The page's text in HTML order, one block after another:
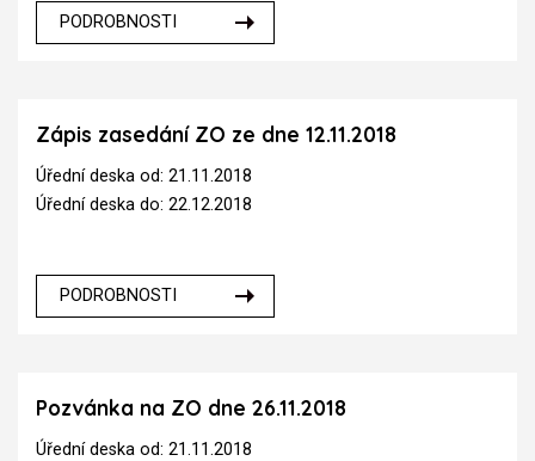
PODROBNOSTI
Zápis zasedání ZO ze dne 12.11.2018
Úřední deska od: 21.11.2018
Úřední deska do: 22.12.2018
PODROBNOSTI
Pozvánka na ZO dne 26.11.2018
Úřední deska od: 21.11.2018